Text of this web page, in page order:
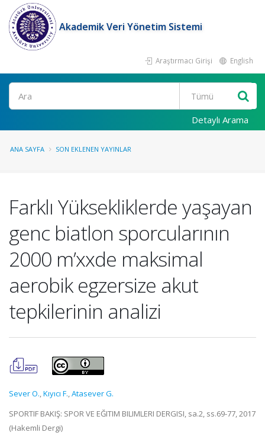
Akademik Veri Yönetim Sistemi
Araştırmacı Girişi English
Ara
Detaylı Arama
ANA SAYFA SON EKLENEN YAYINLAR
Farklı Yüksekliklerde yaşayan
genc biatlon sporcularının
2000 m’xxde maksimal
aerobik egzersize akut
tepkilerinin analizi
Sever O.,Kıyıcı F.,Atasever G.
SPORTIF BAKIŞ: SPOR VE EĞITIM BILIMLERI DERGISI, sa.2, ss.69-77, 2017
(Hakemli Dergi)